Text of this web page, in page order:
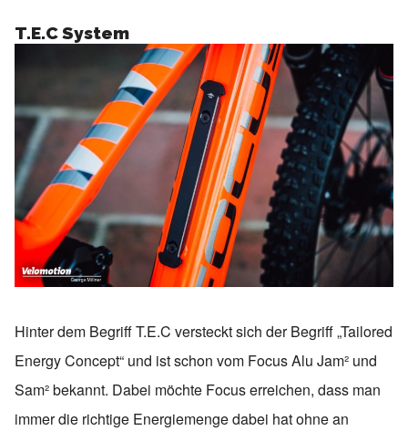
T.E.C System
Hinter dem Begriff T.E.C versteckt sich der Begriff „Tailored
Energy Concept“ und ist schon vom Focus Alu Jam² und
Sam² bekannt. Dabei möchte Focus erreichen, dass man
immer die richtige Energiemenge dabei hat ohne an